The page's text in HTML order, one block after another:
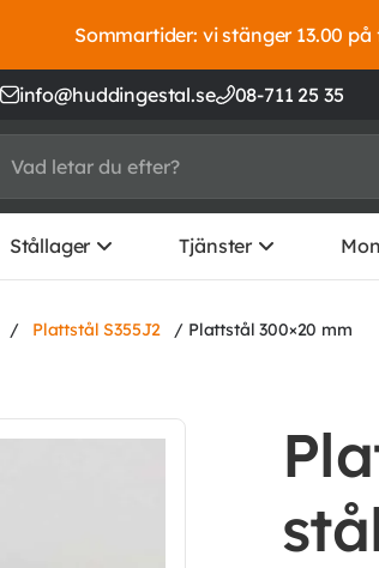
Sommartider: vi stänger 13.00
info@huddingestal.se 08-711 25 35
Stållager Tjänster
/ Plattstål S355J2 / Plattstål 300×20 mm